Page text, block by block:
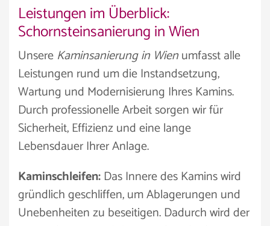
Leistungen im Überblick:
Schornsteinsanierung in Wien
Unsere Kaminsanierung in Wienumfasst alle
Leistungen rund um die Instandsetzung,
Wartung und Modernisierung Ihres Kamins.
Durch professionelle Arbeit sorgen wir für
Sicherheit, Effizienz und eine lange
Lebensdauer Ihrer Anlage.
Kaminschleifen: Das Innere des Kamins wird
gründlich geschliffen, um Ablagerungen und
Unebenheiten zu beseitigen. Dadurch wird der